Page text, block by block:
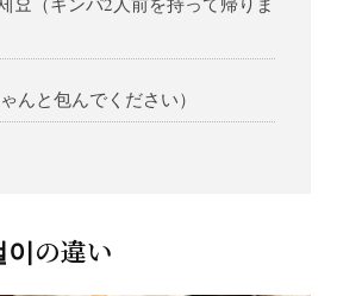
んと包んでください）
の違い